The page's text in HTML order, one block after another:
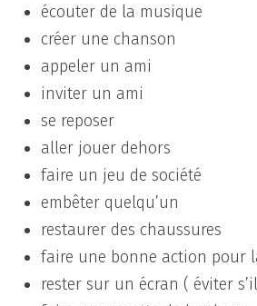
écouter de la musique
créer une chanson
appeler un ami
inviter un ami
se reposer
aller jouer dehors
faire un jeu de société
embêter quelqu’un
restaurer des chaussures
faire une bonne action pour
rester sur un écran ( éviter